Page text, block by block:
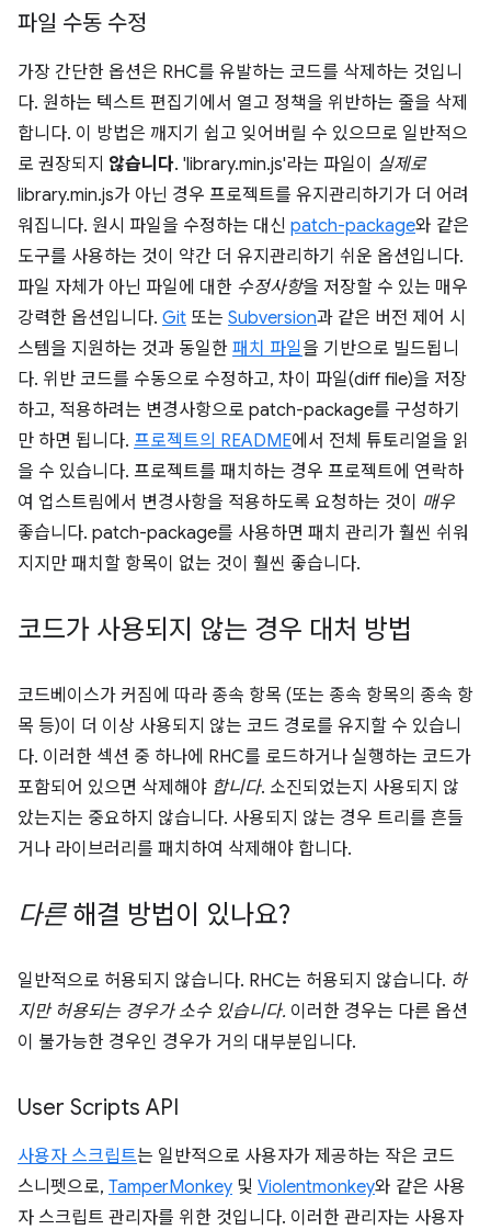
파일 수동 수정
가장 간단한 옵션은 RHC를 유발하는 코드를 삭제하는 것입니
다. 원하는 텍스트 편집기에서 열고 정책을 위반하는 줄을 삭제
합니다. 이 방법은 깨지기 쉽고 잊어버릴 수 있으므로 일반적으
로 권장되지 않습니다. 'library.min.js'라는 파일이 실제로
library.min.js가 아닌 경우 프로젝트를 유지관리하기가 더 어려
워집니다. 원시 파일을 수정하는 대신 patch-package와 같은
도구를 사용하는 것이 약간 더 유지관리하기 쉬운 옵션입니다.
파일 자체가 아닌 파일에 대한 수정사항을 저장할 수 있는 매우
강력한 옵션입니다. Git 또는 Subversion과 같은 버전 제어 시
스템을 지원하는 것과 동일한 패치 파일을 기반으로 빌드됩니
다. 위반 코드를 수동으로 수정하고, 차이 파일(diff file)을 저장
하고, 적용하려는 변경사항으로 patch-package를 구성하기
만 하면 됩니다. 프로젝트의 README에서 전체 튜토리얼을 읽
을 수 있습니다. 프로젝트를 패치하는 경우 프로젝트에 연락하
여 업스트림에서 변경사항을 적용하도록 요청하는 것이 매우
좋습니다. patch-package를 사용하면 패치 관리가 훨씬 쉬워
지지만 패치할 항목이 없는 것이 훨씬 좋습니다.
코드가 사용되지 않는 경우 대처 방법
코드베이스가 커짐에 따라 종속 항목 (또는 종속 항목의 종속 항
목 등)이 더 이상 사용되지 않는 코드 경로를 유지할 수 있습니
다. 이러한 섹션 중 하나에 RHC를 로드하거나 실행하는 코드가
포함되어 있으면 삭제해야 합니다. 소진되었는지 사용되지 않
았는지는 중요하지 않습니다. 사용되지 않는 경우 트리를 흔들
거나 라이브러리를 패치하여 삭제해야 합니다.
다른해결 방법이 있나요?
일반적으로 허용되지 않습니다. RHC는 허용되지 않습니다. 하
지만 허용되는 경우가 소수 있습니다. 이러한 경우는 다른 옵션
이 불가능한 경우인 경우가 거의 대부분입니다.
User Scripts API
사용자 스크립트는 일반적으로 사용자가 제공하는 작은 코드
스니펫으로, TamperMonkey 및 Violentmonkey와 같은 사용
자 스크립트 관리자를 위한 것입니다. 이러한 관리자는 사용자